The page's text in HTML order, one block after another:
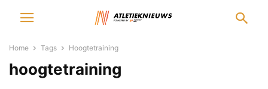
Home Tags Hoogtetraining
hoogtetraining